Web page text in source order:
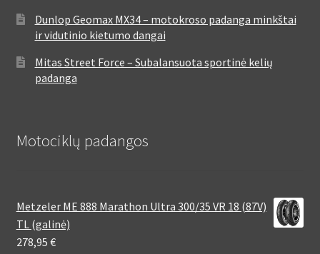
Dunlop Geomax MX34 – motokroso padanga minkštai
ir vidutinio kietumo dangai
Mitas Street Force – Subalansuota sportinė kelių
padanga
Motociklų padangos
Metzeler ME 888 Marathon Ultra 300/35 VR 18 (87V)
TL (galinė)
278,95 €